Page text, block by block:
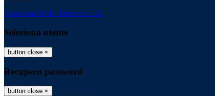
-
Entra con SPID Entra con CIE
Seleziona utente
button close ×
Recupero password
button close ×